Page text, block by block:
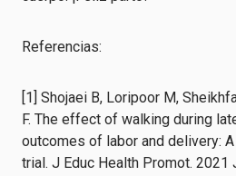
Referencias:
[1] Shojaei B, Loripoor M,
F. The effect of walking during
outcomes of labor and delivery:
trial. J Educ Health Promot. 2021